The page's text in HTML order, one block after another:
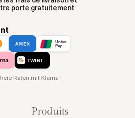
porte gratuitement
AMEX
Union
Pay
TWINT
Raten mit Klarna
Produits